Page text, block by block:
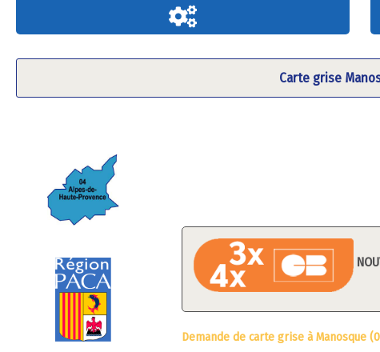
Carte grise
Demande de carte grise à Manosque